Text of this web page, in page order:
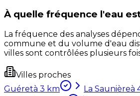
À quelle fréquence l'eau
La fréquence des analyses
commune et du volume d'eau
villes sont contrôlées plusieurs
Villes proches
Guéretà 3 km La Saunièreà